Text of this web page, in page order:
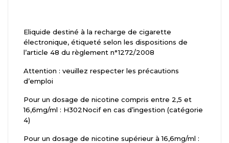
Eliquide destiné à la recharge de cigarette
électronique, étiqueté selon les dispositions de
l’article 48 du règlement n°1272/2008
Attention : veuillez respecter les précautions
d’emploi
Pour un dosage de nicotine compris entre 2,5 et
16,6mg/ml : H302Nocif en cas d’ingestion (catégorie
4)
Pour un dosage de nicotine supérieur à 16,6mg/ml :